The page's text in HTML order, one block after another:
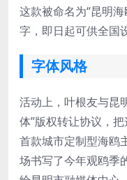
这款被命名为“昆明
字，即日起可供全国
字体风格
活动上，叶根友与昆
体”版权转让协议，
首款城市定制型海鸥
场书写了今年观鸥季